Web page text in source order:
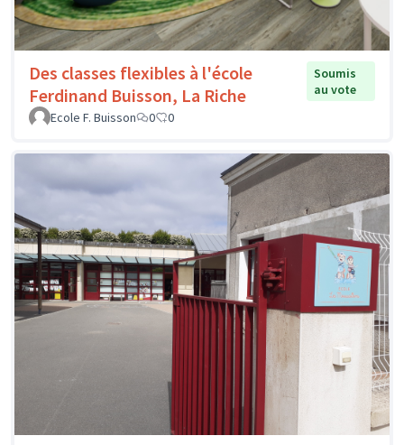
Des classes flexibles à l'école
Ferdinand Buisson, La Riche
Soumis
au vote
Ecole F. Buisson
0 0